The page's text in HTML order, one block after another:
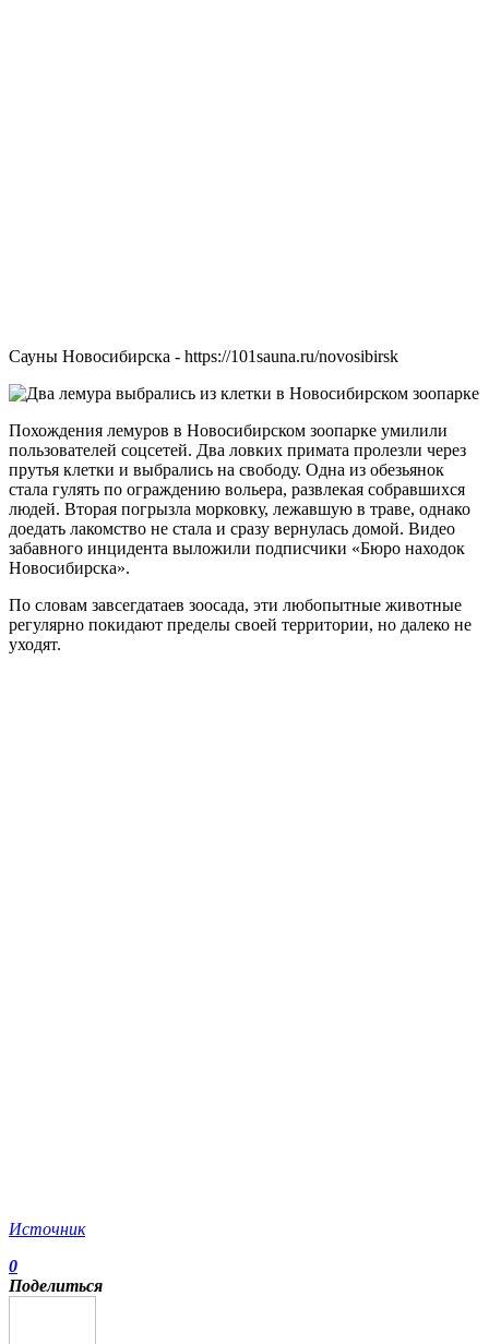
Сауны Новосибирска - https://101sauna.ru/novosibirsk
Похождения лемуров в Новосибирском зоопарке умилили
пользователей соцсетей. Два ловких примата пролезли через
прутья клетки и выбрались на свободу. Одна из обезьянок
стала гулять по ограждению вольера, развлекая собравшихся
людей. Вторая погрызла морковку, лежавшую в траве, однако
доедать лакомство не стала и сразу вернулась домой. Видео
забавного инцидента выложили подписчики «Бюро находок
Новосибирска».
По словам завсегдатаев зоосада, эти любопытные животные
регулярно покидают пределы своей территории, но далеко не
уходят.
Источник
0
Поделиться